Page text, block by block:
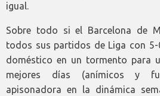
igual.
Sobre todo si el Barcelona de
todos sus partidos de Liga con
doméstico en un tormento para
mejores días (anímicos y
apisonadora en la dinámica